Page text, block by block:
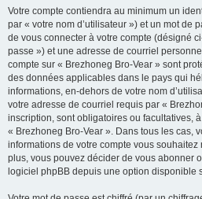
Votre compte contiendra au minimum un
par « votre nom d’utilisateur ») et un mot de
de vous connecter à votre compte (désigné
passe ») et une adresse de courriel
compte sur « Brezhoneg Bro-Vear » sont
des données applicables dans le pays qui
informations, en-dehors de votre nom
votre adresse de courriel requis par «
inscription, sont obligatoires ou facultatives,
« Brezhoneg Bro-Vear ». Dans tous les cas,
informations de votre compte vous
plus, vous pouvez décider de vous abonner
logiciel phpBB depuis une option disponible